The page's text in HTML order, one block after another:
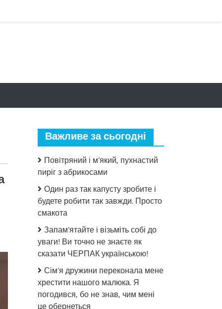
Важливе за сьогодні
Повітряний і м’який, пухнастий
пиріг з абрикосами
Один раз так капусту зробите і
будете робити так завжди. Просто
смакота
Запам’ятайте і візьміть собі до
уваги! Ви точно не знаєте як
сказати ЧЕРПАК українською!
Сім’я дружини переконала мене
хрестити нашого малюка. Я
погодився, бо не знав, чим мені
це обернеться